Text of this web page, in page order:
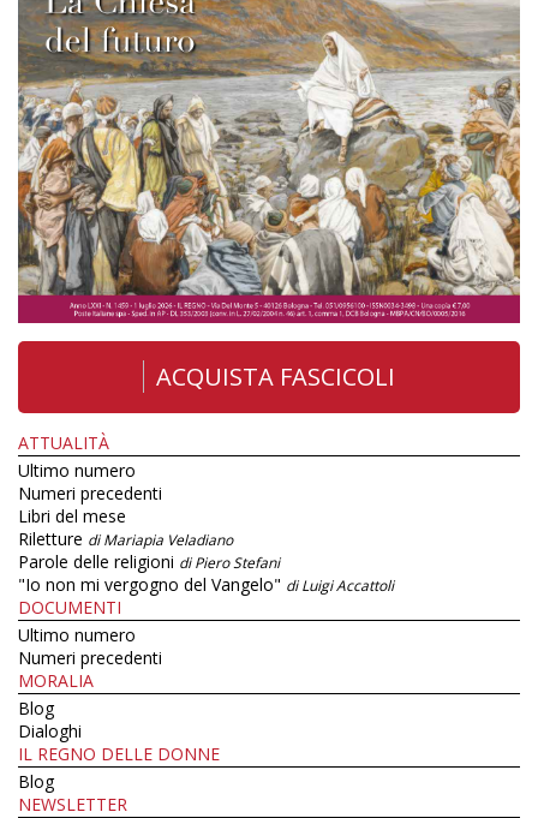
ACQUISTA FASCICOLI
ATTUALITÀ
Ultimo numero
Numeri precedenti
Libri del mese
Riletture di Mariapia Veladiano
Parole delle religioni di Piero Stefani
"Io non mi vergogno del Vangelo" di Luigi Accattoli
DOCUMENTI
Ultimo numero
Numeri precedenti
MORALIA
Blog
Dialoghi
IL REGNO DELLE DONNE
Blog
NEWSLETTER